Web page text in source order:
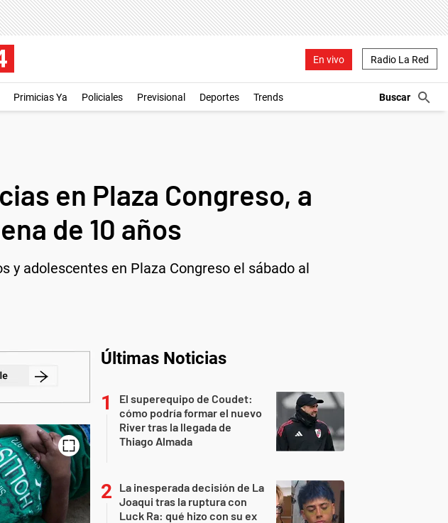
En vivo Radio La Red
Primicias Ya Policiales Previsional Deportes Trends
en Plaza Congreso, a
de 10 años
adolescentes en Plaza Congreso el sábado al
Últimas Noticias
El superequipo de Coudet:
cómo podría formar el nuevo
River tras la llegada de
Thiago Almada
La inesperada decisión de La
Joaqui tras la ruptura con
Luck Ra: qué hizo con su ex